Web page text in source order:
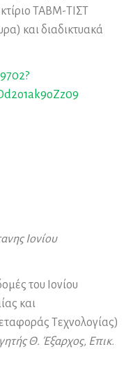
ΤΑΒΜ-ΤΙΣΤ
και διαδικτυακά
Ιονίου
του Ιονίου
και
Τεχνολογίας)
Θ. Έξαρχος, Επικ.